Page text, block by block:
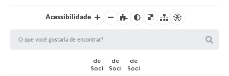
Acessibilidade